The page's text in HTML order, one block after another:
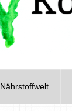
Nährstoffwelt